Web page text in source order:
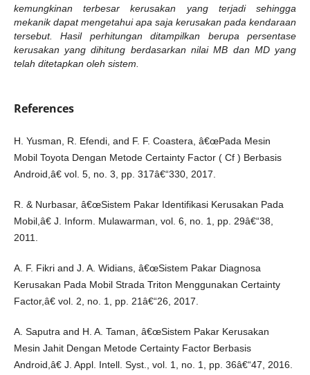
kemungkinan terbesar kerusakan yang terjadi sehingga
mekanik dapat mengetahui apa saja kerusakan pada kendaraan
tersebut. Hasil perhitungan ditampilkan berupa persentase
kerusakan yang dihitung berdasarkan nilai MB dan MD yang
telah ditetapkan oleh sistem.
References
H. Yusman, R. Efendi, and F. F. Coastera, â€œPada Mesin
Mobil Toyota Dengan Metode Certainty Factor ( Cf ) Berbasis
Android,â€ vol. 5, no. 3, pp. 317â€“330, 2017.
R. & Nurbasar, â€œSistem Pakar Identifikasi Kerusakan Pada
Mobil,â€ J. Inform. Mulawarman, vol. 6, no. 1, pp. 29â€“38,
2011.
A. F. Fikri and J. A. Widians, â€œSistem Pakar Diagnosa
Kerusakan Pada Mobil Strada Triton Menggunakan Certainty
Factor,â€ vol. 2, no. 1, pp. 21â€“26, 2017.
A. Saputra and H. A. Taman, â€œSistem Pakar Kerusakan
Mesin Jahit Dengan Metode Certainty Factor Berbasis
Android,â€ J. Appl. Intell. Syst., vol. 1, no. 1, pp. 36â€“47, 2016.